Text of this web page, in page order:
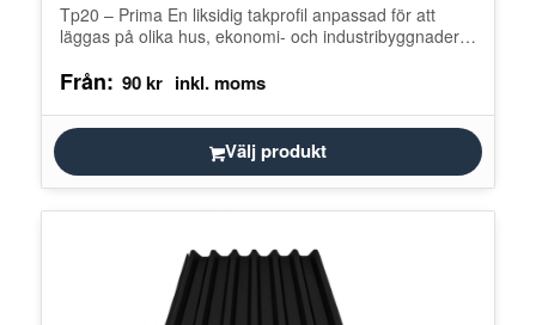
Tp20 – Prima En liksidig takprofil anpassad för att
läggas på olika hus, ekonomi- och industribyggnader.
Från: 90kr
Välj produkt